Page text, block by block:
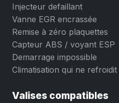
Injecteur defaillant
Vanne EGR encrassée
Remise à zéro plaquettes
Capteur ABS / voyant ESP
Demarrage impossible
Climatisation qui ne
Valises compatibles